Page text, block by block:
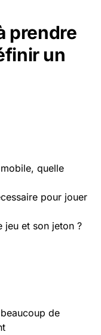
prendre
un
quelle
pour jouer
jeu et son jeton ?
de